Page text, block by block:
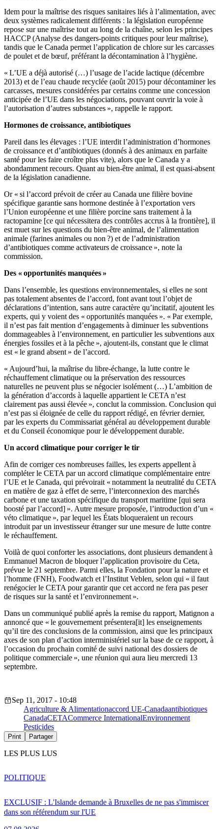
Idem pour la maîtrise des risques sanitaires liés à l’alimentation, avec
deux systèmes radicalement différents : la législation européenne
repose sur une maîtrise tout au long de la chaîne, selon les principes
HACCP (Analyse des dangers-points critiques pour leur maîtrise),
tandis que le Canada permet l’application de chlore sur les carcasses
de poulet et de bœuf, préférant la décontamination à l’hygiène.
« L’UE a déjà autorisé (…) l’usage de l’acide lactique (décembre
2013) et de l’eau chaude recyclée (août 2015) pour décontaminer les
carcasses, mesures considérées par certains comme une concession
anticipée de l’UE dans les négociations, pouvant ouvrir la voie à
l’autorisation d’autres substances », rappelle le rapport.
Hormones de croissance, antibiotiques
Pareil dans les élevages : l’UE interdit l’administration d’hormones
de croissance et d’antibiotiques (donnés à des animaux en parfaite
santé pour les faire croître plus vite), alors que le Canada y a
abondamment recours. Quant au bien-être animal, il est quasi-absent
de la législation canadienne.
Or « si l’accord prévoit de créer au Canada une filière bovine
spécifique garantie sans hormone destinée à l’exportation vers
l’Union européenne et une filière porcine sans traitement à la
ractopamine [ce qui nécessitera des contrôles accrus à la frontière], il
est muet sur les questions du bien-être animal, de l’alimentation
animale (farines animales ou non ?) et de l’administration
d’antibiotiques comme activateurs de croissance », note la
commission.
Des « opportunités manquées »
Dans l’ensemble, les questions environnementales, si elles ne sont
pas totalement absentes de l’accord, font avant tout l’objet de
déclarations d’intention, sans autre caractère qu’incitatif, ajoutent les
experts, qui y voient des « opportunités manquées ». « Par exemple,
il n’est pas fait mention d’engagements à diminuer les subventions
dommageables à l’environnement, en particulier les subventions aux
énergies fossiles et à la pêche », ajoutent-ils, constant que le climat
est « le grand absent » de l’accord.
« Aujourd’hui, la maîtrise du libre-échange, la lutte contre le
réchauffement climatique ou la préservation des ressources
naturelles ne peuvent plus se négocier isolément (…) L’ambition de
la génération d’accords à laquelle appartient le CETA n’est
clairement pas aussi élevée », conclut la commission. Conclusion qui
n’est pas si éloignée de celle du rapport rédigé, en février dernier,
par les experts du Commissariat général au développement durable
et du Conseil économique pour le développement durable.
Un accord climatique pour corriger le tir
Afin de corriger ces nombreuses failles, les experts appellent à
compléter le CETA par un accord climatique complémentaire entre
l’UE et le Canada, qui prévoirait « notamment la neutralité du CETA
en matière de gaz à effet de serre, l’interconnexion des marchés
carbone et une taxation spécifique du transport maritime [qui sera
boosté par l’accord] ». Autre mesure proposée, l’introduction d’un «
véto climatique », par lequel les États bloqueraient un recours
introduit par un investisseur étranger sur une mesure de lutte contre
le réchauffement.
Voilà de quoi conforter les associations, dont plusieurs demandent à
Emmanuel Macron de bloquer l’application provisoire du Ceta,
prévue le 21 septembre. Parmi elles, la Fondation pour la nature et
l’homme (FNH), Foodwatch et l’Institut Veblen, selon qui « il faut
renégocier le CETA pour garantir que cet accord ne fera pas peser
de risques sur la santé et l’environnement ».
Dans un communiqué publié après la remise du rapport, Matignon a
annoncé que « le gouvernement présentera[it] les enseignements
qu’il tire des conclusions de la commission, ainsi que les principaux
axes de son plan d’action interministériel sur la base de ce rapport, à
l’occasion du prochain comité de suivi national des dossiers de
politique commerciale », une réunion qui aura lieu mercredi 13
septembre.
Sep 11, 2017 - 10:48
Agriculture & Alimentationaccord UE-Canadaantibiotiques
CanadaCETACommerce InternationalEnvironnement
Pesticides
Print Partager
LES PLUS LUS
EXCLUSIF : L'Islande demande à Bruxelles de ne pas s'immiscer
dans son référendum sur l'UE
POLITIQUE